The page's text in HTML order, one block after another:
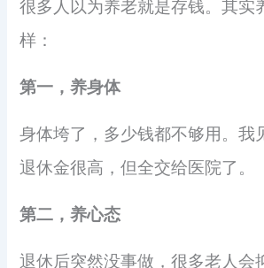
很多人以为养老就是存钱。其实
样：
第一，养身体
身体垮了，多少钱都不够用。我
退休金很高，但全交给医院了。
第二，养心态
退休后突然没事做，很多老人会